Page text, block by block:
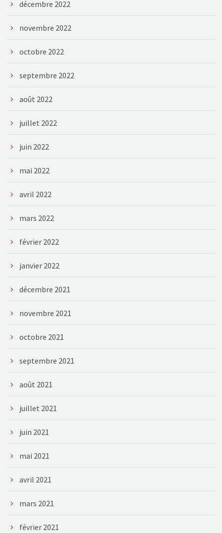
décembre 2022
novembre 2022
octobre 2022
septembre 2022
août 2022
juillet 2022
juin 2022
mai 2022
avril 2022
mars 2022
février 2022
janvier 2022
décembre 2021
novembre 2021
octobre 2021
septembre 2021
août 2021
juillet 2021
juin 2021
mai 2021
avril 2021
mars 2021
février 2021